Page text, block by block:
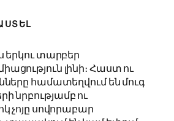
երկու տարբեր
լինի։ Հաստ ու
համատեղվում են մուգ
նրբությամբ ու
չոյը սովորաբար